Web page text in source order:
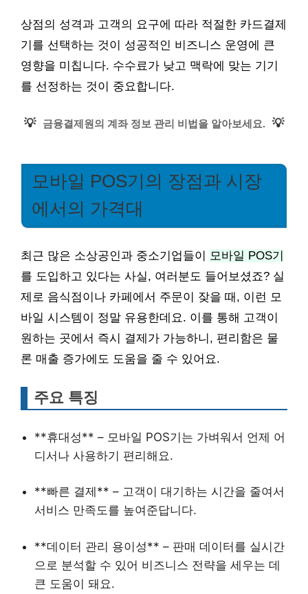
상점의 성격과 고객의 요구에 따라 적절한 카드결제
기를 선택하는 것이 성공적인 비즈니스 운영에 큰
영향을 미칩니다. 수수료가 낮고 맥락에 맞는 기기
를 선정하는 것이 중요합니다.
💡 금융결제원의 계좌 정보 관리 비법을 알아보세요. 💡
모바일 POS기의 장점과 시장
에서의 가격대
최근 많은 소상공인과 중소기업들이 모바일 POS기
를 도입하고 있다는 사실, 여러분도 들어보셨죠? 실
제로 음식점이나 카페에서 주문이 잦을 때, 이런 모
바일 시스템이 정말 유용한데요. 이를 통해 고객이
원하는 곳에서 즉시 결제가 가능하니, 편리함은 물
론 매출 증가에도 도움을 줄 수 있어요.
주요 특징
**휴대성** – 모바일 POS기는 가벼워서 언제 어
디서나 사용하기 편리해요.
**빠른 결제** – 고객이 대기하는 시간을 줄여서
서비스 만족도를 높여준답니다.
**데이터 관리 용이성** – 판매 데이터를 실시간
으로 분석할 수 있어 비즈니스 전략을 세우는 데
큰 도움이 돼요.